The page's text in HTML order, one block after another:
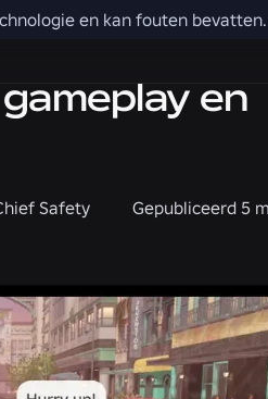
en kan fouten bevatten.
en
Safety
Gepubliceerd 5